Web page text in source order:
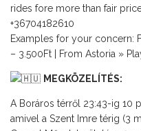
rides fore more than fair
+36704182610
Examples for your concern:
– 3.500Ft | From Astoria »
MEGKÖZELÍTÉS:
A Boráros térről 23:43-ig 10
amivel a Szent Imre térig (3